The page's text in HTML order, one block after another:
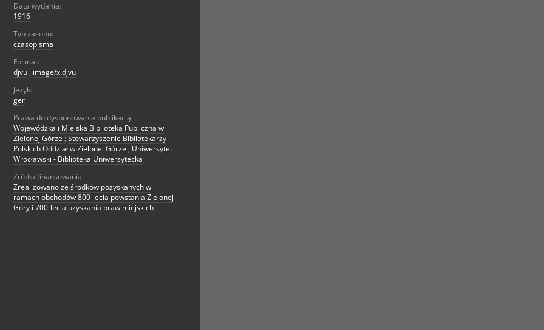
Data wydania:
1916
Typ zasobu:
czasopisma
Format:
djvu ; image/x.djvu
Jezyk:
ger
Prawa do dysponowania publikacją:
Wojewódzka i Miejska Biblioteka Publiczna w
Zielonej Górze ; Stowarzyszenie Bibliotekarzy
Polskich Oddział w Zielonej Górze ; Uniwersytet
Wrocławski - Biblioteka Uniwersytecka
Źródła finansowania:
Zrealizowano ze środków pozyskanych w
ramach obchodów 800-lecia powstania Zielonej
Góry i 700-lecia uzyskania praw miejskich